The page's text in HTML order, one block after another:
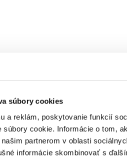
súbory cookies
a reklám, poskytovanie funkcií
súbory cookie. Informácie o tom,
partnerom v oblasti
informácie skombinovať s
vačšiu budovu alebo komplex
fasádne práce, alebo
na rozsiahlejšiu
projekt, neváhajte nás
je tu pre vás.
na nás